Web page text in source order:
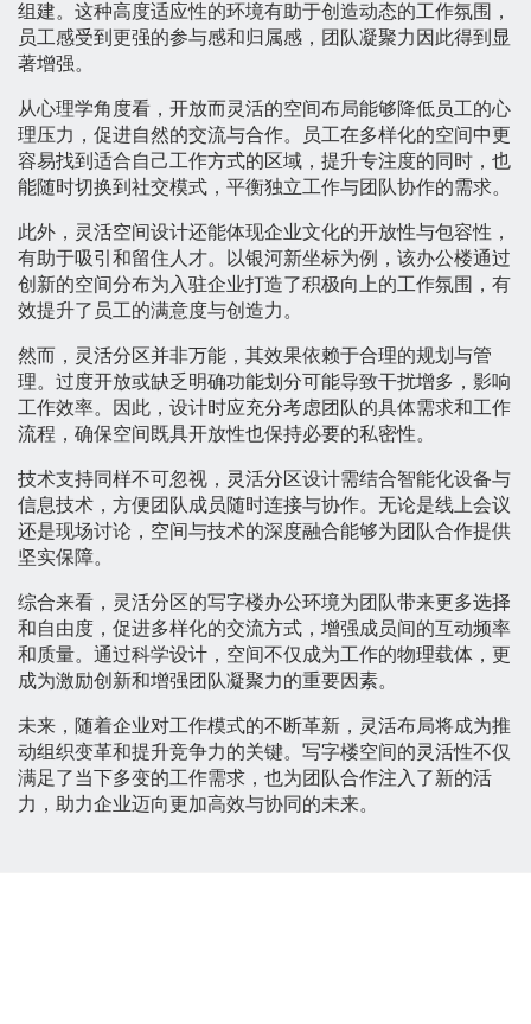
组建。这种高度适应性的环境有助于创造动态的工作氛围，
员工感受到更强的参与感和归属感，团队凝聚力因此得到显
著增强。
从心理学角度看，开放而灵活的空间布局能够降低员工的心
理压力，促进自然的交流与合作。员工在多样化的空间中更
容易找到适合自己工作方式的区域，提升专注度的同时，也
能随时切换到社交模式，平衡独立工作与团队协作的需求。
此外，灵活空间设计还能体现企业文化的开放性与包容性，
有助于吸引和留住人才。以银河新坐标为例，该办公楼通过
创新的空间分布为入驻企业打造了积极向上的工作氛围，有
效提升了员工的满意度与创造力。
然而，灵活分区并非万能，其效果依赖于合理的规划与管
理。过度开放或缺乏明确功能划分可能导致干扰增多，影响
工作效率。因此，设计时应充分考虑团队的具体需求和工作
流程，确保空间既具开放性也保持必要的私密性。
技术支持同样不可忽视，灵活分区设计需结合智能化设备与
信息技术，方便团队成员随时连接与协作。无论是线上会议
还是现场讨论，空间与技术的深度融合能够为团队合作提供
坚实保障。
综合来看，灵活分区的写字楼办公环境为团队带来更多选择
和自由度，促进多样化的交流方式，增强成员间的互动频率
和质量。通过科学设计，空间不仅成为工作的物理载体，更
成为激励创新和增强团队凝聚力的重要因素。
未来，随着企业对工作模式的不断革新，灵活布局将成为推
动组织变革和提升竞争力的关键。写字楼空间的灵活性不仅
满足了当下多变的工作需求，也为团队合作注入了新的活
力，助力企业迈向更加高效与协同的未来。